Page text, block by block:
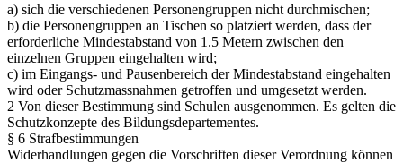
a) sich die verschiedenen Personengruppen nicht durchmischen;
b) die Personengruppen an Tischen so platziert werden, dass der
erforderliche Mindestabstand von 1.5 Metern zwischen den
einzelnen Gruppen eingehalten wird;
c) im Eingangs- und Pausenbereich der Mindestabstand eingehalten
wird oder Schutzmassnahmen getroffen und umgesetzt werden.
2 Von dieser Bestimmung sind Schulen ausgenommen. Es gelten die
Schutzkonzepte des Bildungsdepartementes.
§ 6 Strafbestimmungen
Widerhandlungen gegen die Vorschriften dieser Verordnung können